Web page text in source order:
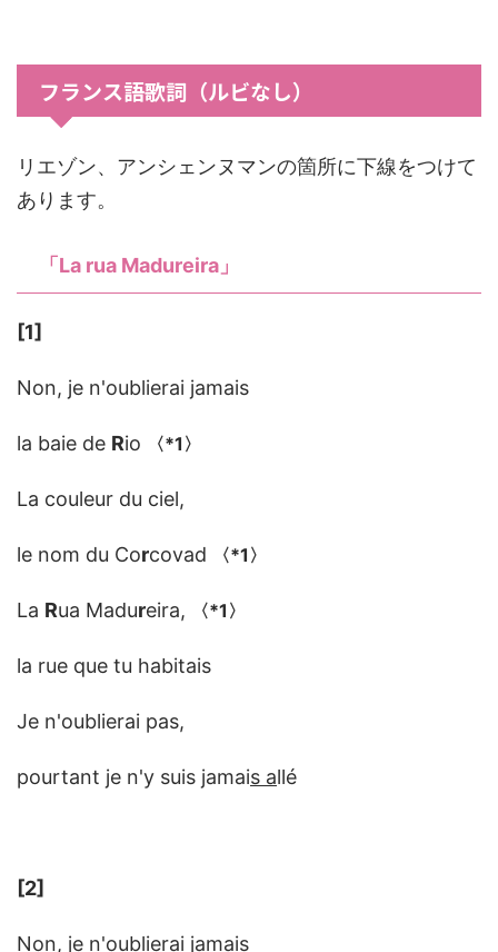
フランス語歌詞（ルビなし）
リエゾン、アンシェンヌマンの箇所に下線をつけて
あります。
「La rua Madureira」
[1]
Non, je n'oublierai jamais
la baie de Rio 〈*1 〉
La couleur du ciel,
le nom du Corcovad 〈*1 〉
La Rua Madureira, 〈*1 〉
la rue que tu habitais
Je n'oublierai pas,
pourtant je n'y suis jamais allé
[2]
Non, je n'oublierai jamais